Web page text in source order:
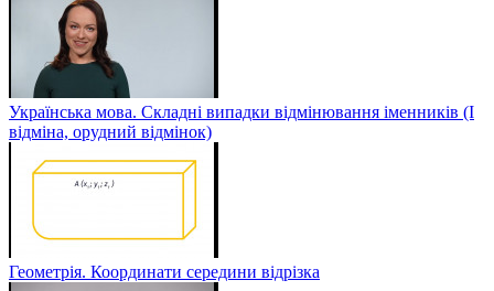
Українська мова. Складні випадки відмінювання іменників (І
відміна, орудний відмінок)
Геометрія. Координати середини відрізка